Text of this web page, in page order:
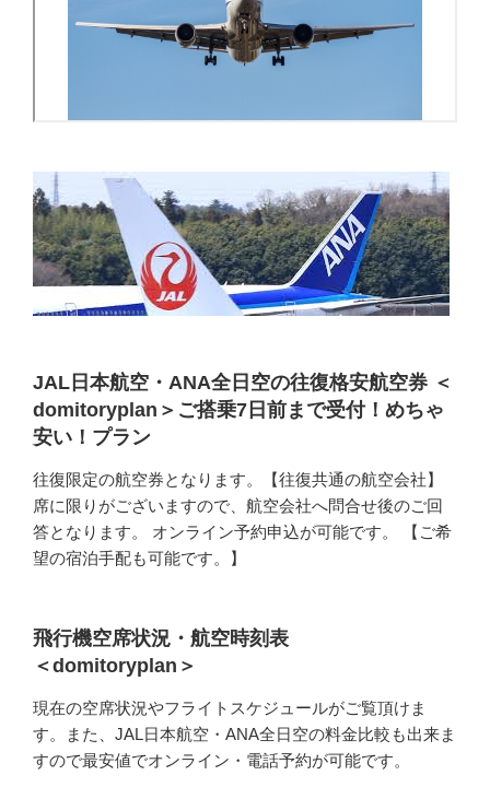
JAL日本航空・ANA全日空の往復格安航空券 ＜
domitoryplan＞ご搭乗7日前まで受付！めちゃ
安い！プラン
往復限定の航空券となります。【往復共通の航空会社】
席に限りがございますので、航空会社へ問合せ後のご回
答となります。 オンライン予約申込が可能です。 【ご希
望の宿泊手配も可能です。】
飛行機空席状況・航空時刻表
＜domitoryplan＞
現在の空席状況やフライトスケジュールがご覧頂けま
す。また、JAL日本航空・ANA全日空の料金比較も出来ま
すので最安値でオンライン・電話予約が可能です。